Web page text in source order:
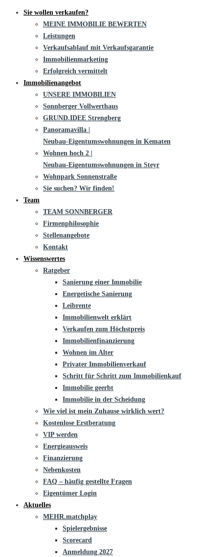
Sie wollen verkaufen?
MEINE IMMOBILIE BEWERTEN
Leistungen
Verkaufsablauf mit Verkaufsgarantie
Immobilienmarketing
Erfolgreich vermittelt
Immobilienangebot
UNSERE IMMOBILIEN
Sonnberger Vollwerthaus
GRUND.IDEE Strengberg
Panoramavilla |
Neubau-Eigentums­­wohnungen in Kematen
Wohnen hoch 2 |
Neubau-Eigentumswohnungen in Steyr
Wohnpark Sonnenstraße
Sie suchen? Wir finden!
Team
TEAM SONNBERGER
Firmenphilosophie
Stellenangebote
Kontakt
Wissenswertes
Ratgeber
Sanierung einer Immobilie
Energetische Sanierung
Leibrente
Immobilienwelt erklärt
Verkaufen zum Höchstpreis
Immobilienfinanzierung
Wohnen im Alter
Privater Immobilienverkauf
Schritt für Schritt zum Immobilienkauf
Immobilie geerbt
Immobilie in der Scheidung
Wie viel ist mein Zuhause wirklich wert?
Kostenlose Erstberatung
VIP werden
Energieausweis
Finanzierung
Nebenkosten
FAQ – häufig gestellte Fragen
Eigentümer Login
Aktuelles
MEHR.matchplay
Spielergebnisse
Scorecard
Anmeldung 2027